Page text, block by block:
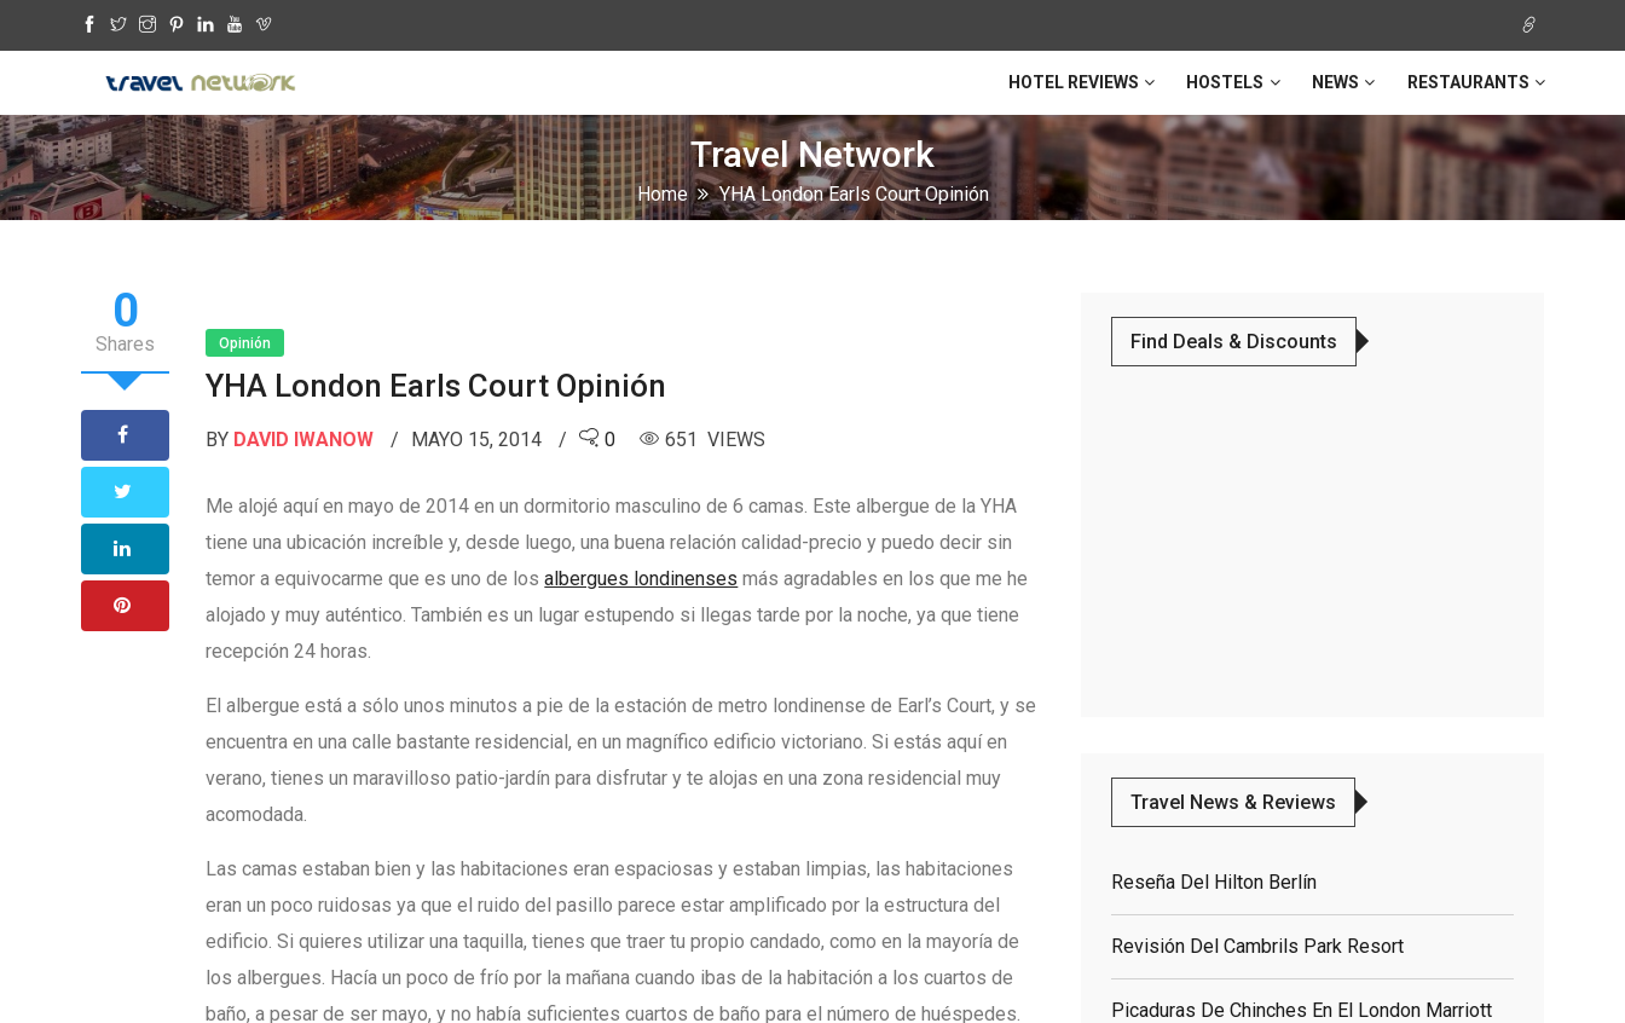
HOTEL REVIEWS HOSTELS NEWS RESTAURANTS
Travel Network
Home YHA London Earls Court Opinión
0
Shares Opinión
YHA London Earls Court Opinión
BY DAVID IWANOW MAYO 15, 2014 0 651 VIEWS
Me alojé aquí en mayo de 2014 en un dormitorio masculino de 6 camas. Este albergue de la YHA
tiene una ubicación increíble y, desde luego, una buena relación calidad-precio y puedo decir sin
temor a equivocarme que es uno de losalbergues londinenses más agradables en los que me he
alojado y muy auténtico. También es un lugar estupendo si llegas tarde por la noche, ya que tiene
recepción 24 horas.
El albergue está a sólo unos minutos a pie de la estación de metro londinense de Earl’s Court, y se
encuentra en una calle bastante residencial, en un magnífico edificio victoriano. Si estás aquí en
verano, tienes un maravilloso patio-jardín para disfrutar y te alojas en una zona residencial muy
acomodada.
Las camas estaban bien y las habitaciones eran espaciosas y estaban limpias, las habitaciones
eran un poco ruidosas ya que el ruido del pasillo parece estar amplificado por la estructura del
edificio. Si quieres utilizar una taquilla, tienes que traer tu propio candado, como en la mayoría de
los albergues. Hacía un poco de frío por la mañana cuando ibas de la habitación a los cuartos de
baño, a pesar de ser mayo, y no había suficientes cuartos de baño para el número de huéspedes.
Find Deals & Discounts
Travel News & Reviews
Reseña Del Hilton Berlín
Revisión Del Cambrils Park Resort
Picaduras De Chinches En El London Marriott